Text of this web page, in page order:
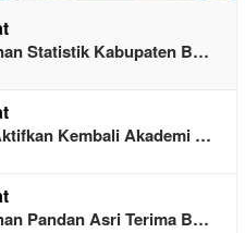
Statistik Kabupaten B…
Kembali Akademi …
Pandan Asri Terima B…